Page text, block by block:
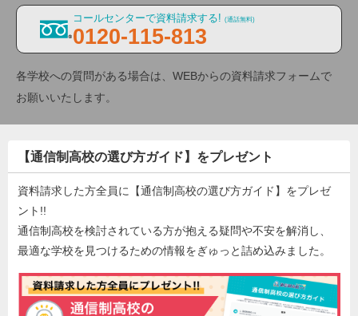
コールセンターで資料請求する! (通話無料)
0120-115-813
各学校への質問がある場合は、WEBからの資料請求フォームで
お願いいたします。
【通信制高校の選び方ガイド】をプレゼント
資料請求した方全員に【通信制高校の選び方ガイド】をプレゼ
ント!!
通信制高校を検討されている方が抱える疑問や不安を解消し、
最適な学校を見つけるための情報をぎゅっと詰め込みました。